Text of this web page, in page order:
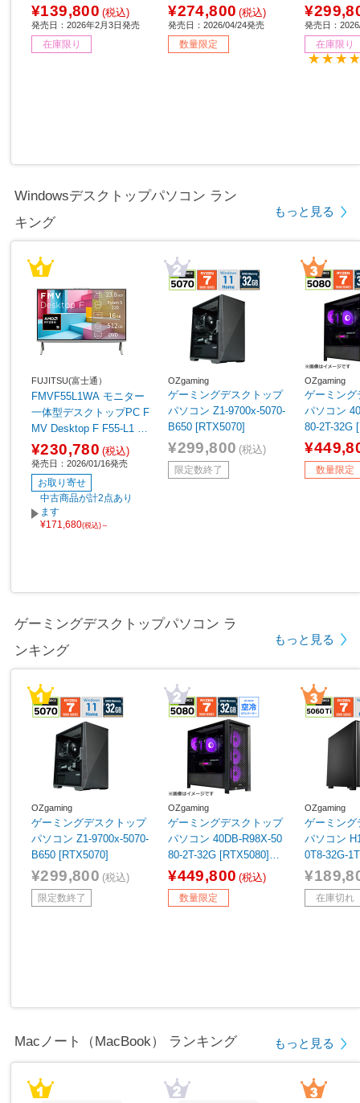
ルトン ［15.6型 /Window
s11 Home /intel Core i5 /
メモリ：16GB /SSD：51
2GB /日本語版キーボー
¥139,800 (税込)
発売日：2026年2月3日発売
在庫限り
セイグレイ & スケルトン
［15.6型 /Windows11 Ho
me /intel Core i7 /メモ
リ：32GB /SSD：1TB /
¥274,800 (税込)
発売日：2026/04/24発売
数量限定
レイ & ス
6型 /
ntel Core
GB /SSD
発売日：
在庫限り
Windowsデスクトップパソコン ラン
キング
もっと見る
FUJITSU(富士通）
FMVF55L1WA モニター
一体型デスクトップPC F
MV Desktop F F55-L1 ホ
ワイト ［23.8型 /Window
s11 Home /AMD Ryzen5
/メモリ：16GB /SSD：5
12GB /Microsoft 365 Per
sonal /2026年1月モデ
ル］
¥230,780 (税込)
発売日：2026/01/16発売
お取り寄せ
中古商品が計2点あり
ます
¥171,680(税込)～
OZgaming
ゲーミングデスクトップ
パソコン Z1-9700x-5070-
B650 [RTX5070]
¥299,800 (税込)
限定数終了
OZgaming
ゲーミン
パソコン
80-2T-32G
【sof001】
数量限定
ゲーミングデスクトップパソコン ラ
ンキング
もっと見る
OZgaming
ゲーミングデスクトップ
パソコン Z1-9700x-5070-
B650 [RTX5070]
¥299,800 (税込)
限定数終了
OZgaming
ゲーミングデスクトップ
パソコン 40DB-R98X-50
80-2T-32G [RTX5080]
【sof001】
¥449,800 (税込)
数量限定
OZgaming
ゲーミン
パソコン
0T8-32G-
在庫切れ
Macノート（MacBook） ランキング もっと見る